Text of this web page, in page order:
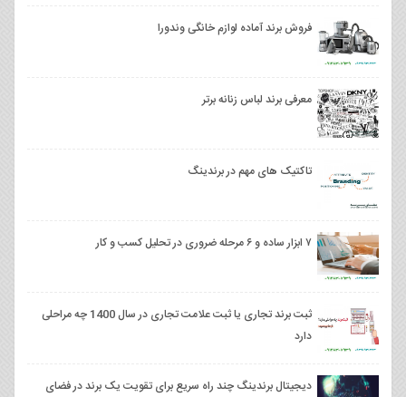
فروش برند آماده لوازم خانگی وندورا
معرفی برند لباس زنانه برتر
تاکتیک های مهم در برندینگ
۷ ابزار ساده و ۶ مرحله ضروری در تحلیل کسب و کار
ثبت برند تجاری یا ثبت علامت تجاری در سال 1400 چه مراحلی
دارد
دیجیتال برندینگ چند راه سریع برای تقویت یک برند در فضای